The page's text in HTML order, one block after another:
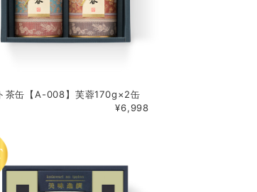
茶缶【A-008】芙蓉170g×2缶
¥6,998